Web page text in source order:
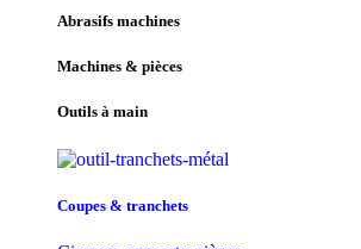
Abrasifs machines
Machines & pièces
Outils à main
Coupes & tranchets